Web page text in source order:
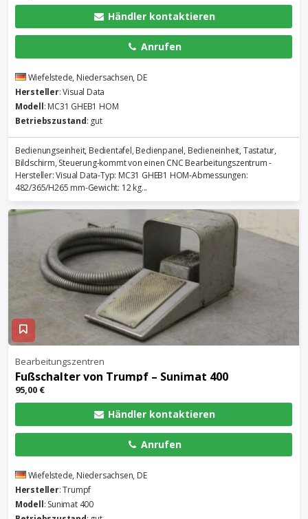
Händler kontaktieren
Anrufen
Wiefelstede, Niedersachsen, DE
Hersteller: Visual Data
Modell: MC31 GHEB1 HOM
Betriebszustand: gut
Bedienungseinheit, Bedientafel, Bedienpanel, Bedieneinheit, Tastatur,
Bildschirm, Steuerung-kommt von einen CNC Bearbeitungszentrum -
Hersteller: Visual Data-Typ: MC31 GHEB1 HOM-Abmessungen:
482/365/H265 mm-Gewicht: 12 kg...
Bearbeitungszentren
Fußschalter von Trumpf – Sunimat 400
95,00 €
Händler kontaktieren
Anrufen
Wiefelstede, Niedersachsen, DE
Hersteller: Trumpf
Modell: Sunimat 400